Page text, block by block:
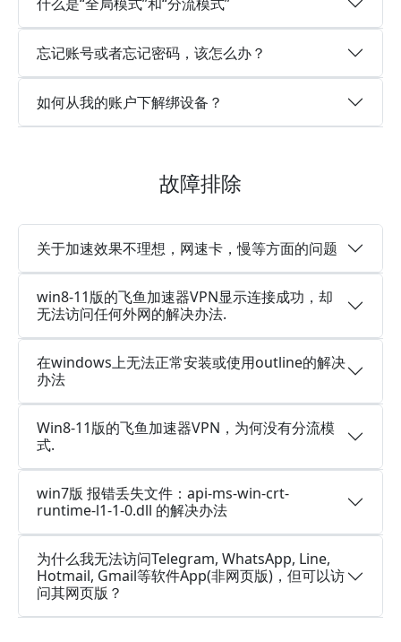
忘记账号或者忘记密码，该怎么办？
如何从我的账户下解绑设备？
故障排除
关于加速效果不理想，网速卡，慢等方面的问题
win8-11版的飞鱼加速器VPN显示连接成功，却
无法访问任何外网的解决办法.
在windows上无法正常安装或使用outline的解决
办法
Win8-11版的飞鱼加速器VPN，为何没有分流模
式.
win7版 报错丢失文件：api-ms-win-crt-
runtime-l1-1-0.dll 的解决办法
为什么我无法访问Telegram, WhatsApp, Line,
Hotmail, Gmail等软件App(非网页版)，但可以访
问其网页版？